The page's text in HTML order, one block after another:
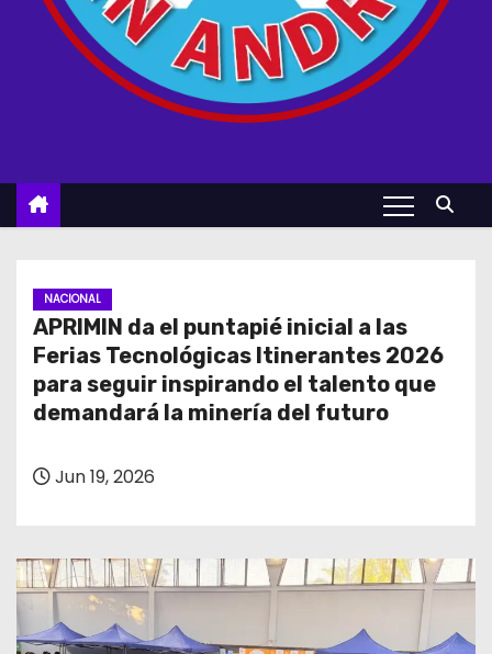
NACIONAL
APRIMIN da el puntapié inicial a las
Ferias Tecnológicas Itinerantes 2026
para seguir inspirando el talento que
demandará la minería del futuro
Jun 19, 2026